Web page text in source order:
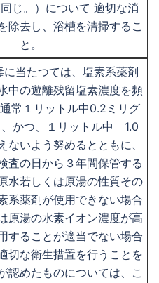
じ。）について 適切な消
除去し、浴槽を清掃するこ
と。
に当たつては、塩素系薬剤
中の遊離残留塩素濃度を頻
常１リットル中0.2ミリグ
かつ、１リットル中 1.0
ないよう努めるとともに、
査の日から３年間保管する
水若しくは原湯の性質その
系薬剤が使用できない場合
原湯の水素イオン濃度が高
することが適当でない場合
切な衛生措置を行うことを
認めたものについては、こ